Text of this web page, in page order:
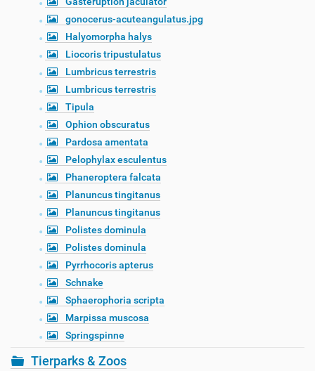
gonocerus-acuteangulatus.jpg
Halyomorpha halys
Liocoris tripustulatus
Lumbricus terrestris
Lumbricus terrestris
Tipula
Ophion obscuratus
Pardosa amentata
Pelophylax esculentus
Phaneroptera falcata
Planuncus tingitanus
Planuncus tingitanus
Polistes dominula
Polistes dominula
Pyrrhocoris apterus
Schnake
Sphaerophoria scripta
Marpissa muscosa
Springspinne
Tierparks & Zoos